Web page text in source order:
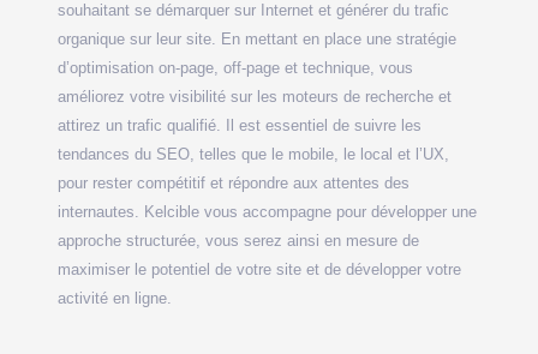
souhaitant se démarquer sur Internet et générer du trafic
organique sur leur site. En mettant en place une stratégie
d’optimisation on-page, off-page et technique, vous
améliorez votre visibilité sur les moteurs de recherche et
attirez un trafic qualifié. Il est essentiel de suivre les
tendances du SEO, telles que le mobile, le local et l’UX,
pour rester compétitif et répondre aux attentes des
internautes. Kelcible vous accompagne pour développer une
approche structurée, vous serez ainsi en mesure de
maximiser le potentiel de votre site et de développer votre
activité en ligne.